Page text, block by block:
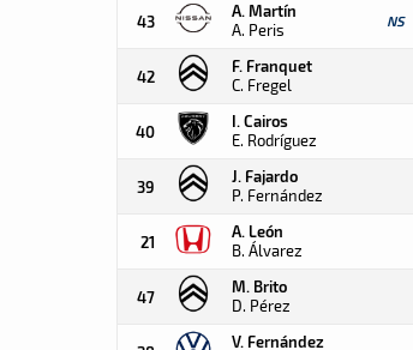
43
A. Martín
A. Peris NS
42
F. Franquet
C. Fregel
40
I. Cairos
E. Rodríguez
39
J. Fajardo
P. Fernández
21
A. León
B. Álvarez
47
M. Brito
D. Pérez
V. Fernández